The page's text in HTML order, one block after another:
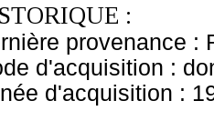
:
provenance :
d'acquisition :
d'acquisition :